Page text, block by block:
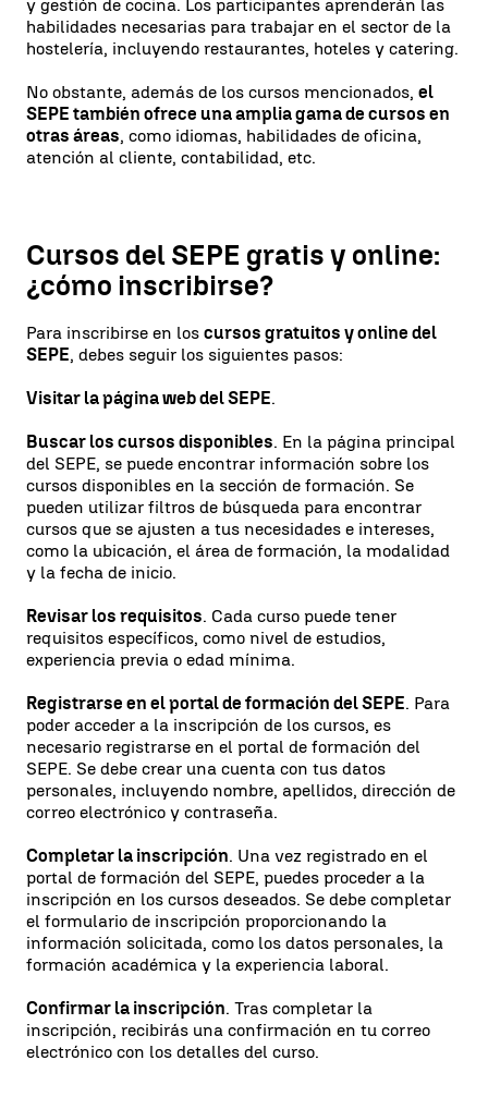
y gestión de cocina. Los participantes aprenderán las
habilidades necesarias para trabajar en el sector de la
hostelería, incluyendo restaurantes, hoteles y catering.
No obstante, además de los cursos mencionados, el
SEPE también ofrece una amplia gama de cursos en
otras áreas, como idiomas, habilidades de oficina,
atención al cliente, contabilidad, etc.
Cursos del SEPE gratis y online:
¿cómo inscribirse?
Para inscribirse en los cursos gratuitos y online del
SEPE, debes seguir los siguientes pasos:
Visitar la página web del SEPE.
Buscar los cursos disponibles. En la página principal
del SEPE, se puede encontrar información sobre los
cursos disponibles en la sección de formación. Se
pueden utilizar filtros de búsqueda para encontrar
cursos que se ajusten a tus necesidades e intereses,
como la ubicación, el área de formación, la modalidad
y la fecha de inicio.
Revisar los requisitos. Cada curso puede tener
requisitos específicos, como nivel de estudios,
experiencia previa o edad mínima.
Registrarse en el portal de formación del SEPE. Para
poder acceder a la inscripción de los cursos, es
necesario registrarse en el portal de formación del
SEPE. Se debe crear una cuenta con tus datos
personales, incluyendo nombre, apellidos, dirección de
correo electrónico y contraseña.
Completar la inscripción. Una vez registrado en el
portal de formación del SEPE, puedes proceder a la
inscripción en los cursos deseados. Se debe completar
el formulario de inscripción proporcionando la
información solicitada, como los datos personales, la
formación académica y la experiencia laboral.
Confirmar la inscripción. Tras completar la
inscripción, recibirás una confirmación en tu correo
electrónico con los detalles del curso.